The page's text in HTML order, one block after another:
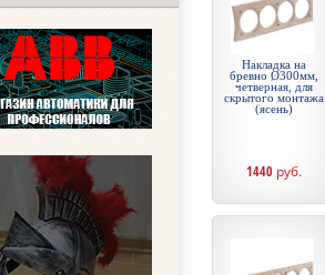
Накладка на
бревно Ø300мм,
четверная, для
скрытого монтажа
(ясень)
1440 руб.